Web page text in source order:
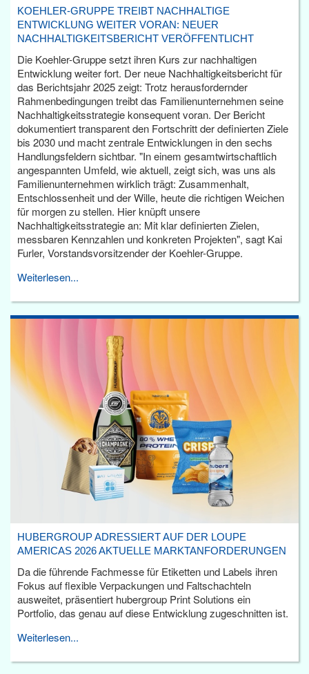
KOEHLER-GRUPPE TREIBT NACHHALTIGE
ENTWICKLUNG WEITER VORAN: NEUER
NACHHALTIGKEITSBERICHT VERÖFFENTLICHT
Die Koehler-Gruppe setzt ihren Kurs zur nachhaltigen
Entwicklung weiter fort. Der neue Nachhaltigkeitsbericht für
das Berichtsjahr 2025 zeigt: Trotz herausfordernder
Rahmenbedingungen treibt das Familienunternehmen seine
Nachhaltigkeitsstrategie konsequent voran. Der Bericht
dokumentiert transparent den Fortschritt der definierten Ziele
bis 2030 und macht zentrale Entwicklungen in den sechs
Handlungsfeldern sichtbar. "In einem gesamtwirtschaftlich
angespannten Umfeld, wie aktuell, zeigt sich, was uns als
Familienunternehmen wirklich trägt: Zusammenhalt,
Entschlossenheit und der Wille, heute die richtigen Weichen
für morgen zu stellen. Hier knüpft unsere
Nachhaltigkeitsstrategie an: Mit klar definierten Zielen,
messbaren Kennzahlen und konkreten Projekten", sagt Kai
Furler, Vorstandsvorsitzender der Koehler-Gruppe.
Weiterlesen...
HUBERGROUP ADRESSIERT AUF DER LOUPE
AMERICAS 2026 AKTUELLE MARKTANFORDERUNGEN
Da die führende Fachmesse für Etiketten und Labels ihren
Fokus auf flexible Verpackungen und Faltschachteln
ausweitet, präsentiert hubergroup Print Solutions ein
Portfolio, das genau auf diese Entwicklung zugeschnitten ist.
Weiterlesen...